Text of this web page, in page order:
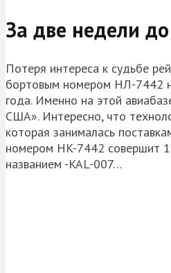
За две недели
Потеря интереса к судьбе
бортовым номером НЛ-7442
года. Именно на этой
США». Интересно, что
которая занималась
номером HK-7442 совершит
названием -KAL-007…